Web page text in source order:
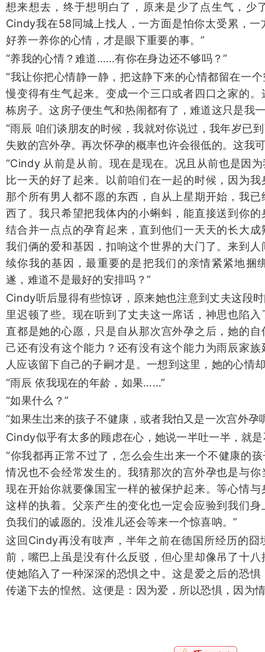
想来想去，终于想明白了，原来是少了点生气，少
Cindy我在58同城上找人，一方面是怕你太受累，
好养一养你的心情，才是眼下重要的事。”
“养我的心情？难道……有你在身边还不够吗？”
“我让你把心情静一静，把这静下来的心情都留在一
慢变得有生气起来。变成一个三口或者四口之家的
栋房子。这房子便生气和热闹都有了，难道这只是我
“雨辰 咱们谈朋友的时候，我就对你说过，我年岁已
失败的宫外孕。再次怀孕的概率也许会很低的。这我
“Cindy 从前是从前。现在是现在。况且从前也是因
比一天的好了起来。以前咱们在一起的时候，因为
那个所有男人都不愿的东西，自从上星期开始，我
西了。我只希望把我体内的小蝌蚪，能直接送到你
结合并一点点的孕育起来，直到他们一天天的长大
我们俩的爱和基因，扣响这个世界的大门了。来到
续你我的基因，最重要的是把我们的亲情紧紧地捆
遂，难道不是最好的安排吗？”
Cindy听后显得有些惊讶，原来她也注意到丈夫这段
里迟顿了些。现在听到了丈夫这一席话，神思也陷
直都是她的心愿，只是自从那次宫外孕之后，她的
己还有没有这个能力？还有没有这个能力为雨辰家
人应该留下自己的子嗣才是。一想到这里，她的心情
“雨辰 依我现在的年龄，如果……”
“如果什么？”
“如果生岀来的孩子不健康，或者我怕又是一次宫外孕
Cindy似乎有太多的顾虑在心，她说一半吐一半，就
“你我都再正常不过了，怎么会生出来一个不健康的
情况也不会经常发生的。我猜那次的宫外孕也是与
现在开始你就要像国宝一样的被保护起来。等心情
这样的执着。父亲产生的变化也一定会应验到我们
负我们的诚愿的。没准儿还会等来一个惊喜呐。”
这回Cindy再没有吱声，半年之前在德国所经历的囧
前，嘴巴上虽是没有什么反驳，但心里却像吊了十
使她陷入了一种深深的恐惧之中。这是爱之后的恐
传递下去的惶然。这便是：因为爱，所以恐惧，因为